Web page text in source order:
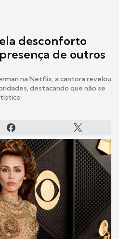
desconforto
de outros
na Netflix, a cantora revelou
destacando que não se